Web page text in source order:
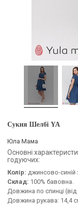
Сукня Шелбі YA
Юла Мама
Основні
годуючих:
Колір: джинсово-синій
Склад: 100% бавовна.
Довжина по спинці
Довжина рукава: 14,4